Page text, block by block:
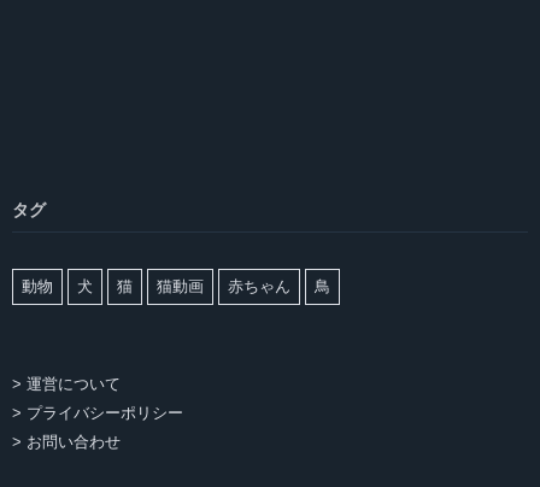
タグ
動物 犬 猫 猫動画 赤ちゃん 鳥
> 運営について
> プライバシーポリシー
> お問い合わせ